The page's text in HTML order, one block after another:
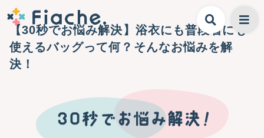
【30秒でお悩み解決】浴衣にも普段着にも
使えるバッグって何？そんなお悩みを解
決！